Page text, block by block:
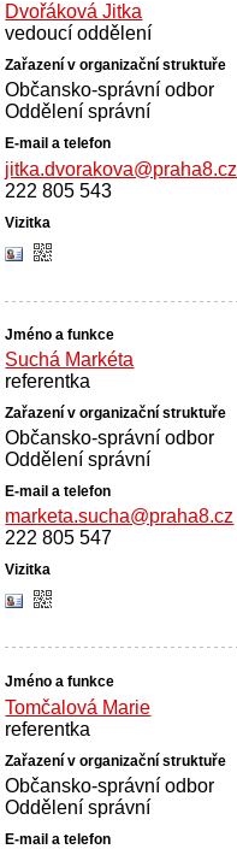
Dvořáková Jitka
vedoucí oddělení
Občansko-správní odbor
Oddělení správní
jitka.dvorakova@praha8.cz
222 805 543
Suchá Markéta
referentka
Občansko-správní odbor
Oddělení správní
marketa.sucha@praha8.cz
222 805 547
Tomčalová Marie
referentka
Občansko-správní odbor
Oddělení správní